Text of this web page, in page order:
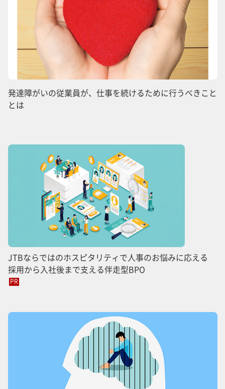
発達障がいの従業員が、仕事を続けるために行うべきこと
とは
JTBならではのホスピタリティで人事のお悩みに応える
採用から入社後まで支える伴走型BPO
PR